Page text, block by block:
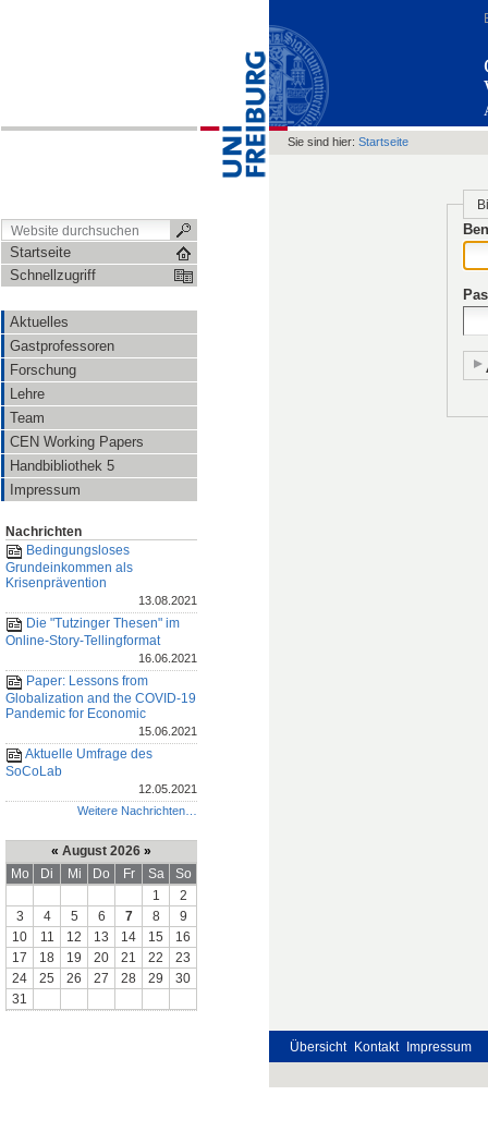
Startseite
Schnellzugriff
Aktuelles
Gastprofessoren
Forschung
Lehre
Team
CEN Working Papers
Handbibliothek 5
Impressum
Nachrichten
Bedingungsloses
Grundeinkommen als
Krisenprävention
13.08.2021
Die "Tutzinger Thesen" im
Online-Story-Tellingformat
16.06.2021
Paper: Lessons from
Globalization and the COVID-19
Pandemic for Economic
15.06.2021
Aktuelle Umfrage des
SoCoLab
12.05.2021
Weitere Nachrichten…
« August 2026 »
Mo
Di Mi Do Fr Sa
So
1
2
3
4 5 6 7 8
9
10
11 12 13 14 15
16
17
18 19 20 21 22
23
24
25 26 27 28 29
30
31
Sie sind hier: Startseite
Übersicht Kontakt Impressum